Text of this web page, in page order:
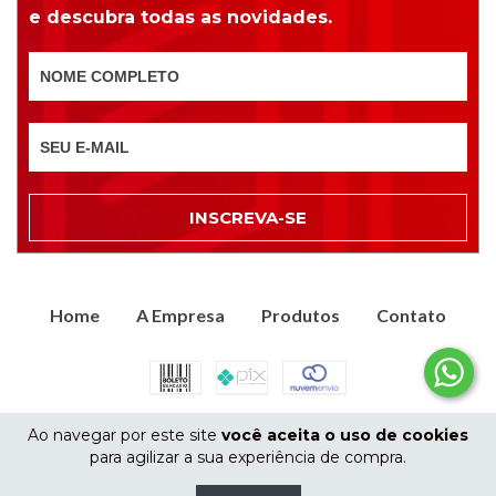
Ao navegar por este site você aceita o uso de cookies
para agilizar a sua experiência de compra.
e descubra todas as novidades.
Home A Empresa Produtos Contato
Copyright Ponto Eletrônico Equipamentos Eletrônicos -
72.112.865/0001-50 - 2026. Todos os direitos reservados.